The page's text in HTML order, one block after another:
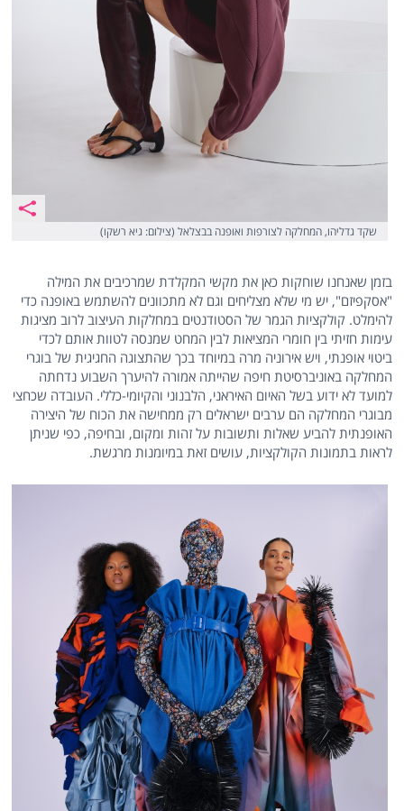
שקד גדליהו, המחלקה לצורפות ואופנה בבצלאל (צילום: גיא רשקו)
בזמן שאנחנו שוחקות כאן את מקשי המקלדת שמרכיבים את המילה
"אסקפיזם", יש מי שלא מצליחים וגם לא מתכוונים להשתמש באופנה כדי
להימלט. קולקציות הגמר של הסטודנטים במחלקות העיצוב לרוב מציגות
עימות חזיתי בין חומרי המציאות לבין המחט שמנסה לטוות אותם לכדי
ביטוי אופנתי, ויש אירוניה מרה במיוחד בכך שהתצוגה החגיגית של בוגרי
המחלקה באוניברסיטת חיפה שהייתה אמורה להיערך השבוע נדחתה
למועד לא ידוע בשל האיום האיראני, הלבנוני והקיומי-כללי. העובדה שכחצי
מבוגרי המחלקה הם ערבים ישראלים רק ממחישה את הכוח של היצירה
האופנתית להביע שאלות ותשובות על זהות ומקום, ובחיפה, כפי שניתן
לראות בתמונות הקולקציות, עושים זאת במיומנות מרגשת.